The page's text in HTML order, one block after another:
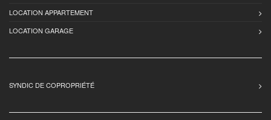
LOCATION APPARTEMENT
LOCATION GARAGE
SYNDIC DE COPROPRIÉTÉ